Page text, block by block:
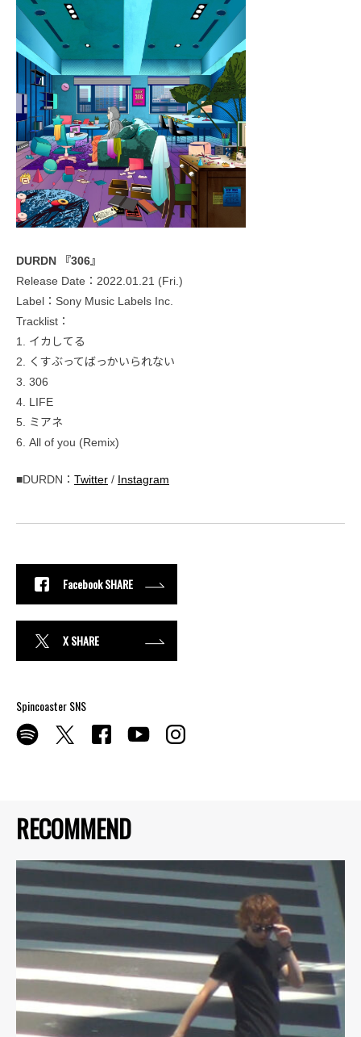
RECOMMEND
DURDN 『306』
Release Date：2022.01.21 (Fri.)
Label：Sony Music Labels Inc.
Tracklist：
1. イカしてる
2. くすぶってばっかいられない
3. 306
4. LIFE
5. ミアネ
6. All of you (Remix)
■DURDN： Twitter / Instagram
Facebook SHARE
X SHARE
Spincoaster SNS